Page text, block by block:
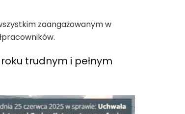
zaangażowanym w
roku trudnym i pełnym